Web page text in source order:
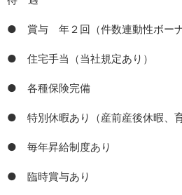
● 賞与 年２回（件数連動性ボーナ
● 住宅手当（当社規定あり）
● 各種保険完備
● 特別休暇あり（産前産後休暇、育
● 毎年昇給制度あり
● 臨時賞与あり